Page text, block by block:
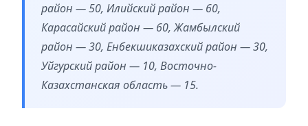
район — 50, Илийский район — 60,
Карасайский район — 60, Жамбылский
район — 30, Енбекшиказахский район — 30,
Уйгурский район — 10, Восточно-
Казахстанская область — 15.